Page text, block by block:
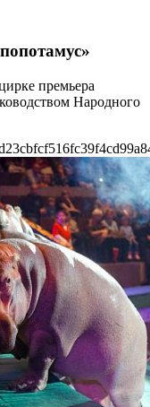
премьера
Народного